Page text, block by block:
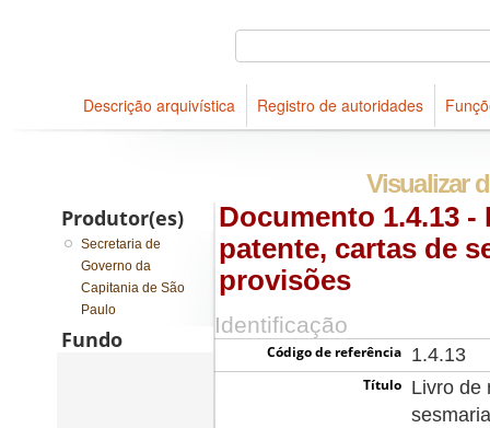
Descrição arquivística Registro de autoridades
Visualizar
Documento 1.4.13
patente, cartas de
provisões
Identificação
Código de referência 1.4.13
Título
Livro de
Produtor(es)
Secretaria de
Governo da
Capitania de São
Paulo
Fundo